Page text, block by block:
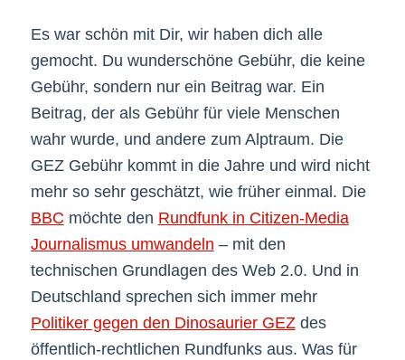
Es war schön mit Dir, wir haben dich alle
gemocht. Du wunderschöne Gebühr, die keine
Gebühr, sondern nur ein Beitrag war. Ein
Beitrag, der als Gebühr für viele Menschen
wahr wurde, und andere zum Alptraum. Die
GEZ Gebühr kommt in die Jahre und wird nicht
mehr so sehr geschätzt, wie früher einmal. Die
BBC möchte den Rundfunk in Citizen-Media
Journalismus umwandeln – mit den
technischen Grundlagen des Web 2.0. Und in
Deutschland sprechen sich immer mehr
Politiker gegen den Dinosaurier GEZdes
öffentlich-rechtlichen Rundfunks aus. Was für